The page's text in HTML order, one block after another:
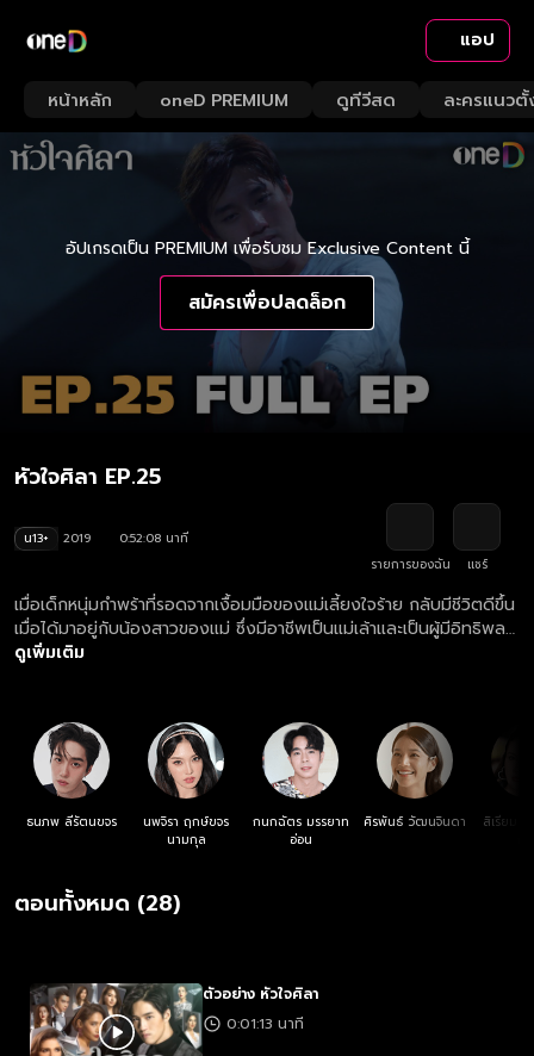
แอป
หน้าหลัก oneD PREMIUM ดูทีวีสด ละครแนวตั้
อัปเกรดเป็น PREMIUM เพื่อรับชม Exclusive Content นี้
สมัครเพื่อปลดล็อก
หัวใจศิลา EP.25
น13+ 2019
0:52:08 นาที
รายการของฉัน
แชร์
เมื่อเด็กหนุ่มกำพร้าที่รอดจากเงื้อมมือของแม่เลี้ยงใจร้าย กลับมีชีวิตดีขึ้น
เมื่อได้มาอยู่กับน้องสาวของแม่ ซึ่งมีอาชีพเป็นแม่เล้าและเป็นผู้มีอิทธิพล
ในธุรกิจมืด เมื่อเติบโตขึ้นเขาจึงตั้งใจว่าจะกลับมาแก้แค้นในสิ่งที่เคย
ดูเพิ่มเติม
ธนภพ ลีรัตนขจร
นพจิรา ฤกษ์ขจร
นามกุล
กนกฉัตร มรรยาท
อ่อน
ศิรพันธ์ วัฒนจินดา
สิเรียม
ตอนทั้งหมด (28)
ตัวอย่าง หัวใจศิลา
0:01:13 นาที